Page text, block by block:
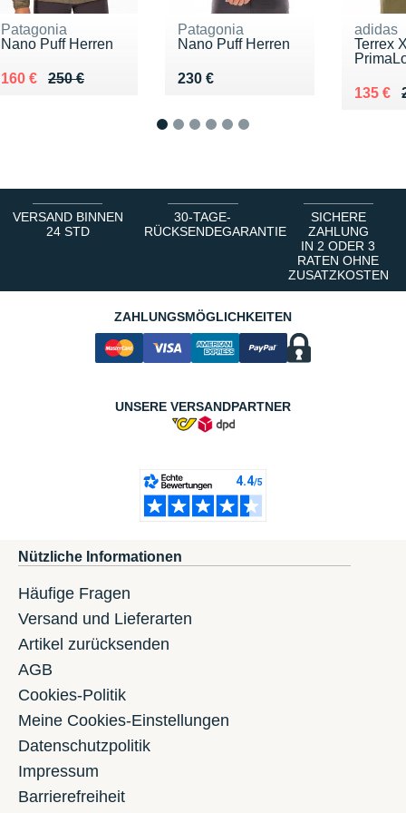
Patagonia
Nano Puff Herren
250 €
Au lieu de 250 €
160 €
Vendu 160 €
Patagonia
Nano Puff Herren
230 €
Vendu 230 €
adidas
Terrex
Au lieu
135 €
Vendu
VERSAND BINNEN
24 STD
30-TAGE-
RÜCKSENDEGARANTIE
SICHERE
ZAHLUNG
IN 2 ODER 3
RATEN OHNE
ZUSATZKOSTEN
ZAHLUNGSMÖGLICHKEITEN
UNSERE VERSANDPARTNER
Nützliche Informationen
Häufige Fragen
Versand und Lieferarten
Artikel zurücksenden
AGB
Cookies-Politik
Meine Cookies-Einstellungen
Datenschutzpolitik
Impressum
Barrierefreiheit